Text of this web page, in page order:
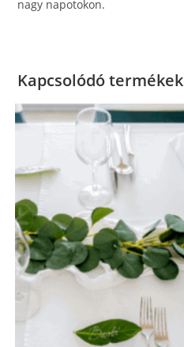
nagy napotokon.
Kapcsolódó termékek